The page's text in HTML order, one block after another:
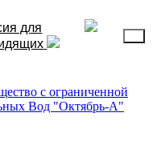
для
с ограниченной
Вод "Октябрь-А"